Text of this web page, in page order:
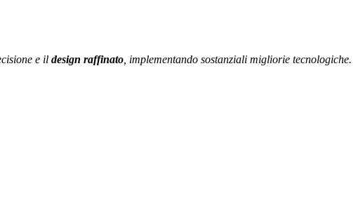
e il design raffinato implementando sostanziali migliorie tecnologiche.